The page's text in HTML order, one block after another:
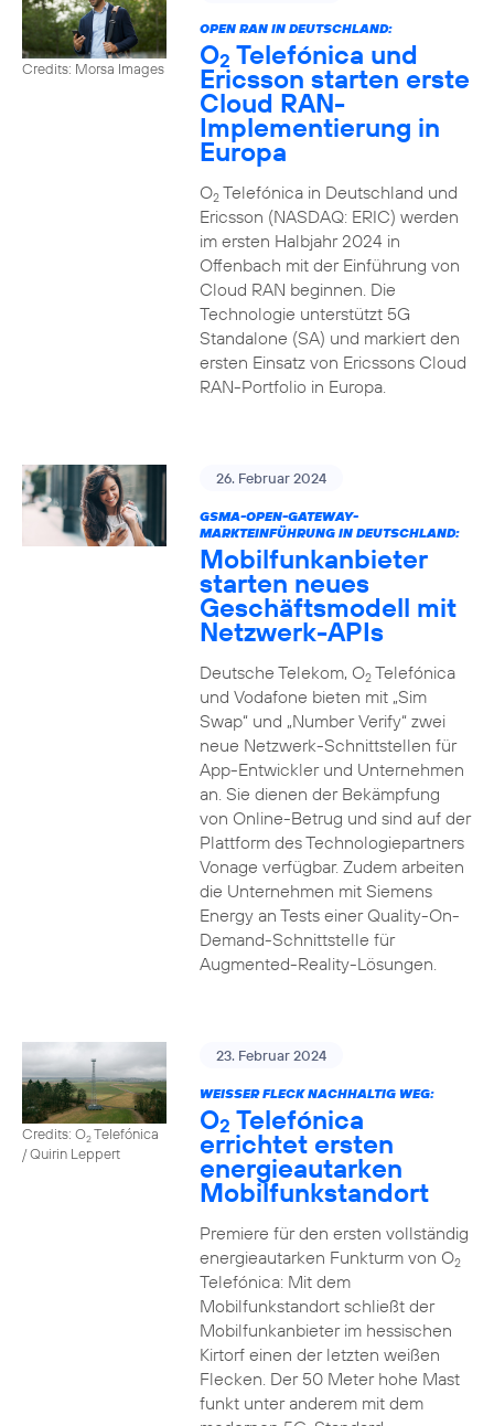
Credits: Morsa Images
OPEN RAN IN DEUTSCHLAND:
O2 Telefónica und
Ericsson starten erste
Cloud RAN-
Implementierung in
Europa
O2Telefónica in Deutschland und
Ericsson (NASDAQ: ERIC) werden
im ersten Halbjahr 2024 in
Offenbach mit der Einführung von
Cloud RAN beginnen. Die
Technologie unterstützt 5G
Standalone (SA) und markiert den
ersten Einsatz von Ericssons Cloud
RAN-Portfolio in Europa.
26. Februar 2024
GSMA-OPEN-GATEWAY-
MARKTEINFÜHRUNG IN DEUTSCHLAND:
Mobilfunkanbieter
starten neues
Geschäftsmodell mit
Netzwerk-APIs
Deutsche Telekom, O2Telefónica
und Vodafone bieten mit „Sim
Swap“ und „Number Verify“ zwei
neue Netzwerk-Schnittstellen für
App-Entwickler und Unternehmen
an. Sie dienen der Bekämpfung
von Online-Betrug und sind auf der
Plattform des Technologiepartners
Vonage verfügbar. Zudem arbeiten
die Unternehmen mit Siemens
Energy an Tests einer Quality-On-
Demand-Schnittstelle für
Augmented-Reality-Lösungen.
Credits: O2Telefónica
/ Quirin Leppert
23. Februar 2024
WEISSER FLECK NACHHALTIG WEG:
O2 Telefónica
errichtet ersten
energieautarken
Mobilfunkstandort
Premiere für den ersten vollständig
energieautarken Funkturm von O2
Telefónica: Mit dem
Mobilfunkstandort schließt der
Mobilfunkanbieter im hessischen
Kirtorf einen der letzten weißen
Flecken. Der 50 Meter hohe Mast
funkt unter anderem mit dem